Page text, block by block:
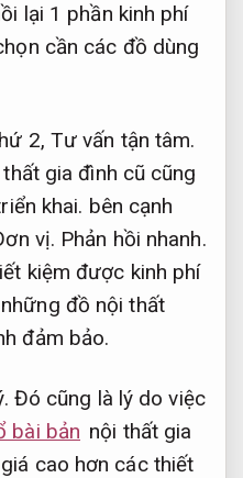
lại 1 phần kinh phí
cần các đồ dùng
2, Tư vấn tận tâm.
gia đình cũ cũng
khai. bên cạnh
vị. Phản hồi nhanh.
kiệm được kinh phí
đồ nội thất
đảm bảo.
Đó cũng là lý do việc
bài bản nội thất gia
cao hơn các thiết